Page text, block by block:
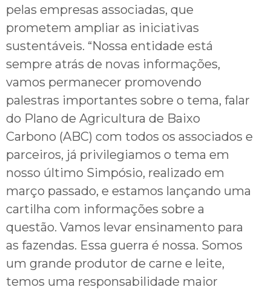
pelas empresas associadas, que
prometem ampliar as iniciativas
sustentáveis. “Nossa entidade está
sempre atrás de novas informações,
vamos permanecer promovendo
palestras importantes sobre o tema, falar
do Plano de Agricultura de Baixo
Carbono (ABC) com todos os associados e
parceiros, já privilegiamos o tema em
nosso último Simpósio, realizado em
março passado, e estamos lançando uma
cartilha com informações sobre a
questão. Vamos levar ensinamento para
as fazendas. Essa guerra é nossa. Somos
um grande produtor de carne e leite,
temos uma responsabilidade maior